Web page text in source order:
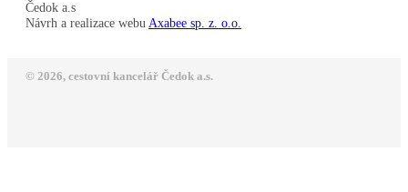
Čedok a.s
Návrh a realizace webu Axabee sp. z. o.o.
© 2026, cestovní kancelář Čedok a.s.